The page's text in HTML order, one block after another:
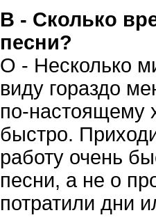
В - Сколько
песни?
О - Несколько
виду гораздо
по-настоящему
быстро.
работу очень
песни, а не о
потратили дни